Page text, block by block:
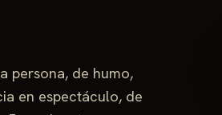
persona, de humo,
en espectáculo, de